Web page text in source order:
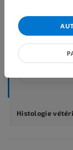
Chiasma optique
Lame terminale
Organe
Histologie